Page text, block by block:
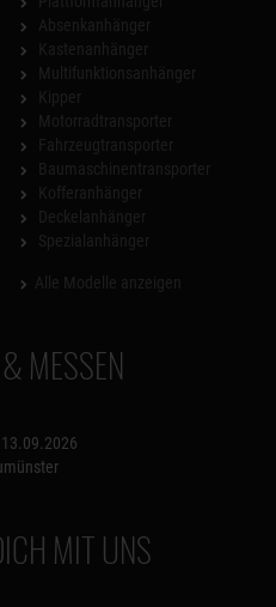
MESSEN
MIT UNS